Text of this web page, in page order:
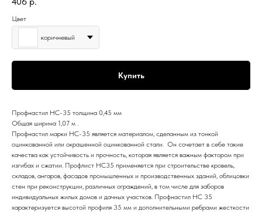
Цвет
коричневый
Купить
Профнастил НС-35 толщина 0,45 мм
Общая ширина 1,07 м .
Профнастил марки НС-35 является материалом, сделанным из тонкой
оцинкованной или окрашенной оцинкованной стали. Он сочетает в себе такие
качества как устойчивость и прочность, которая является важным фактором при
изгибах и сжатии. Профлист НС35 применяется при строительстве кровель,
складов, ангаров, фасадов промышленных и производственных зданий, облицовки
стен при реконструкции, различных ограждений, в том числе для заборов
индивидуальных жилых домов и дачных участков. Профнастил НС 35
характеризуется высотой профиля 35 мм и дополнительными ребрами жесткости